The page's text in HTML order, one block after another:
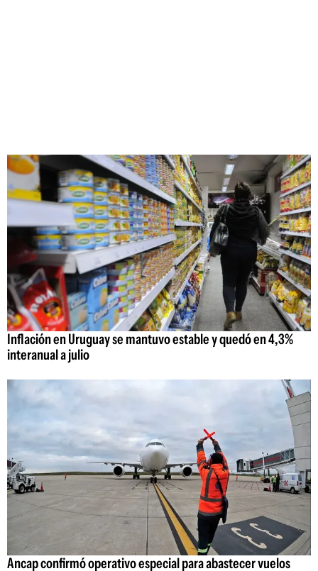
Inflación en Uruguay se mantuvo estable y quedó en 4,3%
interanual a julio
Ancap confirmó operativo especial para abastecer vuelos